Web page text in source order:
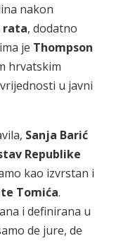
nakon
rata, dodatno
je Thompson
hrvatskim
u javni
Sanja Barić
Republike
kao izvrstan i
Tomića.
i definirana u
de jure, de